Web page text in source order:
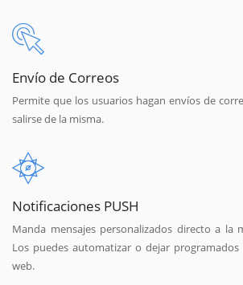
Envío de Correos
Permite que los usuarios hagan envíos de
salirse de la misma.
Notificaciones PUSH
Manda mensajes personalizados directo a la
Los puedes automatizar o dejar
web.